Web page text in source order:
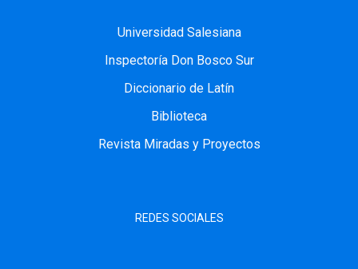
Universidad Salesiana
Inspectoría Don Bosco Sur
Diccionario de Latín
Biblioteca
Revista Miradas y Proyectos
REDES SOCIALES